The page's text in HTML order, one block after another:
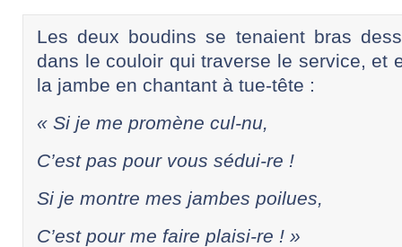
Les deux boudins se tenaient bras
dans le couloir qui traverse le service, et
la jambe en chantant à tue-tête :
« Si je me promène cul-nu,
C’est pas pour vous sédui-re !
Si je montre mes jambes poilues,
C’est pour me faire plaisi-re ! »